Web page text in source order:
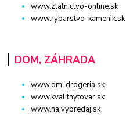
www.zlatnictvo-online.sk
www.rybarstvo-kamenik.sk
DOM, ZÁHRADA
www.dm-drogeria.sk
www.kvalitnytovar.sk
www.najvypredaj.sk